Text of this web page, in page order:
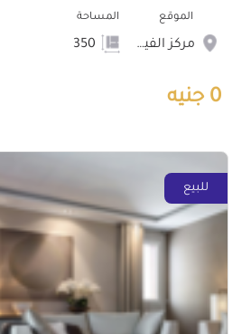
الموقع
مركز الفيوم
المساحة
0 جنيه
للبيع